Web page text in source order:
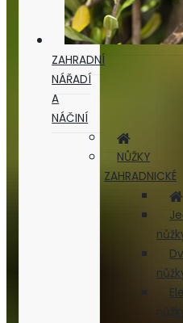
ZAHRADNÍ
NÁŘADÍ
A
NÁČINÍ
NŮŽKY
ZAHRADNICKÉ